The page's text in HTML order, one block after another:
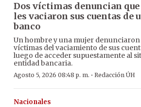
Dos víctimas denuncian que
les vaciaron sus cuentas de
banco
Un hombre y una mujer
víctimas del vaciamiento de sus
luego de acceder supuestamente al
entidad bancaria.
Agosto 5, 2026 08:48 p. m. · Redacción ÚH
Nacionales